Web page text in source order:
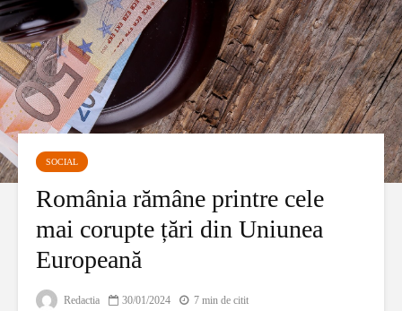
SOCIAL
România rămâne printre cele
mai corupte țări din Uniunea
Europeană
Redactia 30/01/2024 7 min de citit